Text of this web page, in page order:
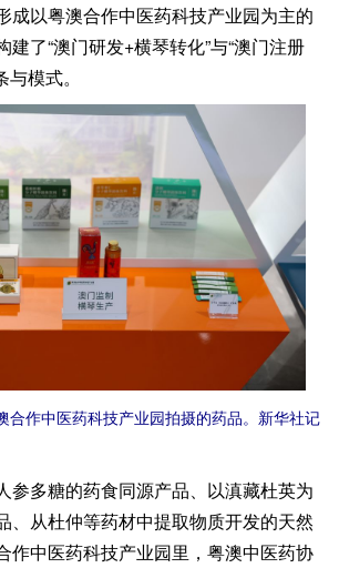
成以粤澳合作中医药科技产业园为主的
建了“澳门研发+横琴转化”与“澳门注册
模式。
作中医药科技产业园拍摄的药品。新华社记
多糖的药食同源产品、以滇藏杜英为
、从杜仲等药材中提取物质开发的天然
中医药科技产业园里，粤澳中医药协